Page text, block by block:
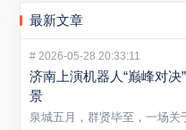
最新文章
# 2026-05-28 20:33:11
济南上演机器人“巅峰对
景